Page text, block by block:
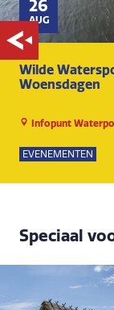
26
AUG
Wilde
Woensdagen
Infopunt
EVENEMENTEN
Speciaal